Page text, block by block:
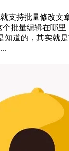
支持批量修改文
批量编辑在哪里
知道的，其实就是